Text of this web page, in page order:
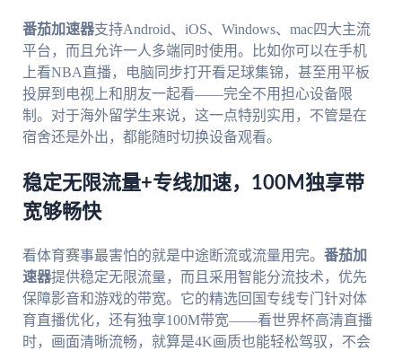
番茄加速器支持Android、iOS、Windows、mac四大主流
平台，而且允许一人多端同时使用。比如你可以在手机
上看NBA直播，电脑同步打开看足球集锦，甚至用平板
投屏到电视上和朋友一起看——完全不用担心设备限
制。对于海外留学生来说，这一点特别实用，不管是在
宿舍还是外出，都能随时切换设备观看。
稳定无限流量+专线加速，100M独享带
宽够畅快
看体育赛事最害怕的就是中途断流或流量用完。 番茄加
速器提供稳定无限流量，而且采用智能分流技术，优先
保障影音和游戏的带宽。它的精选回国专线专门针对体
育直播优化，还有独享100M带宽——看世界杯高清直播
时，画面清晰流畅，就算是4K画质也能轻松驾驭，不会